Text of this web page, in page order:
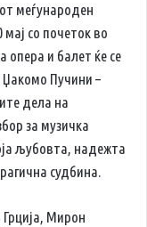
меѓународен
со почеток во
опера и балет ќе се
Пучини –
дела на
за музичка
љубовта, надежта
судбина.
Мирон